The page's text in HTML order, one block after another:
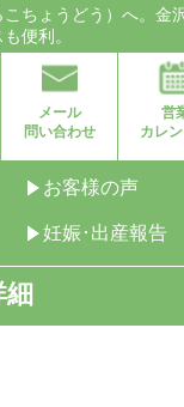
ちょうどう）へ。金
便利。
メール
問い合わせ
営
カレ
お客様の声
妊娠･出産報告